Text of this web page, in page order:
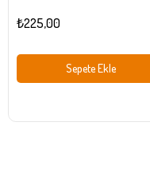
₺225,00
Sepete Ekle